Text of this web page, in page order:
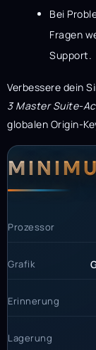
Bei
Fragen
Support.
Verbessere dein
3 Master Suite-
globalen Origin-
Prozessor
Grafik
Erinnerung
Lagerung